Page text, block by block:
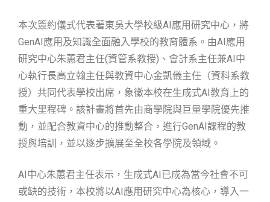
本次簽約儀式代表著東吳大學校級AI應用研究中心，將
GenAI應用及知識全面融入學校的教育體系。由AI應用
研究中心朱蕙君主任(資管系教授)、會計系主任兼AI中
心執行長高立翰主任與教資中心金凱儀主任（資科系教
授）共同代表學校出席，象徵本校在生成式AI教育上的
重大里程碑。該計畫將首先由商學院與巨量學院優先推
動，並配合教資中心的推動整合，進行GenAI課程的教
授與培訓，並以逐步擴展至全校各學院及領域。
AI中心朱蕙君主任表示，生成式AI已成為當今社會不可
或缺的技術，本校將以AI應用研究中心為核心，導入一